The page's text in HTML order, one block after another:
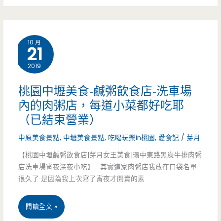
份
（已
結
束
營
業）
肉
配
上
半
熟
荷
包
蛋，
內
用
10 月
21
2019
桃園中壢美食-鹹粥飲食店-洗車場
內的肉粥店，每道小菜都好吃耶
（已結束營業）
中原美食景點, 中壢美食景點, 吃喝玩樂in桃園, 愛食記 /芽月
【桃園中壢鹹粥飲食店|芽月女王美食|環中東路黑炭牛排肉粥
店洗車場宵夜深夜小吃】 其實這家肉粥店我放在口袋名單
很久了 是因為我上次寫了宵夜才開賣的素
桃
閱讀全文 »